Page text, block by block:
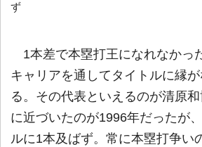
ず
1本差で本塁打王になれなかっ
キャリアを通してタイトルに縁
る。その代表といえるのが清原
に近づいたのが1996年だったが
ルに1本及ばず。常に本塁打争い